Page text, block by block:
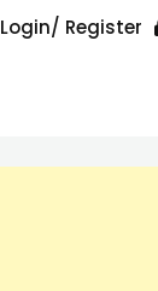
Login/ Register